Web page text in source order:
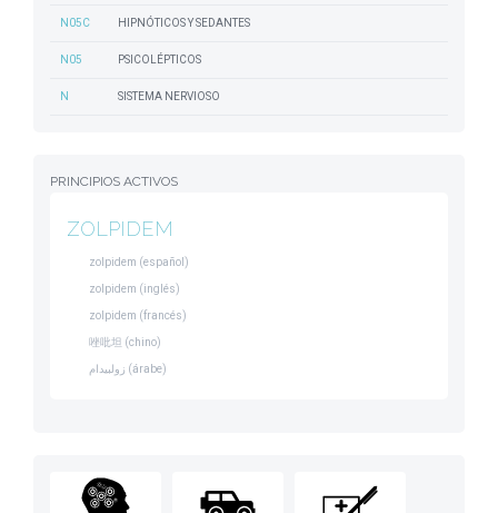
N05C HIPNÓTICOS Y SEDANTES
N05 PSICOLÉPTICOS
N SISTEMA NERVIOSO
PRINCIPIOS ACTIVOS
ZOLPIDEM
zolpidem (español)
zolpidem (inglés)
zolpidem (francés)
唑吡坦 (chino)
زولبيدام (árabe)